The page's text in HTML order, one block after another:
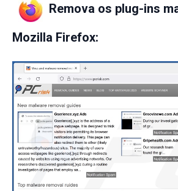
Remova os plug-ins
Mozilla Firefox: